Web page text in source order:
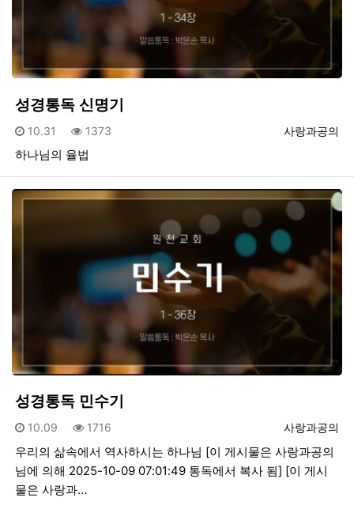
성경통독 신명기
등록자
사랑과공의
등록일
10.31 조회
1373
하나님의 율법
성경통독 민수기
등록자
사랑과공의
등록일
10.09 조회
1716
우리의 삶속에서 역사하시는 하나님 [이 게시물은 사랑과공의
님에 의해 2025-10-09 07:01:49 통독에서 복사 됨] [이 게시
물은 사랑과…